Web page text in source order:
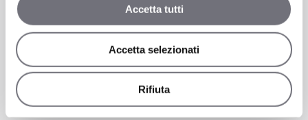
Accetta tutti
Accetta selezionati
Rifiuta
COLORI AUDACI